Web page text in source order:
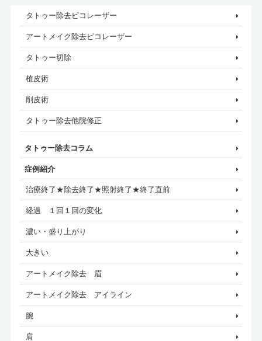
タトゥー除去ピコレーザー
アートメイク除去ピコレーザー
タトゥー切除
植皮術
削皮術
タトゥー除去他院修正
タトゥー除去コラム
症例紹介
治療終了★除去終了★照射終了★終了直前
経過 １回１回の変化
濃い・盛り上がり
大きい
アートメイク除去 眉
アートメイク除去 アイライン
腕
肩